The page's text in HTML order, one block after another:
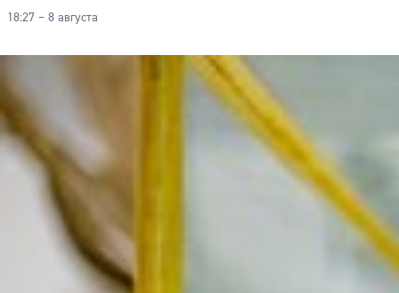
18:27 – 8 августа